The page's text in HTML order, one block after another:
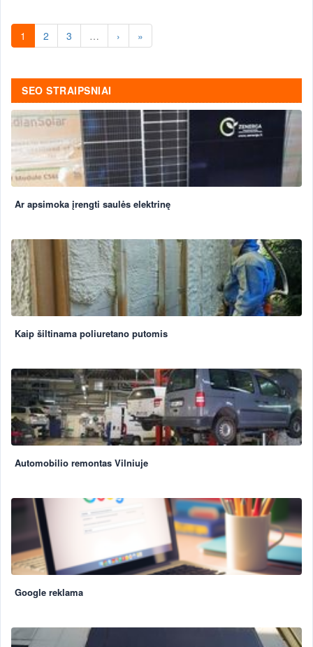
1 2 3 … › »
SEO STRAIPSNIAI
Ar apsimoka įrengti saulės elektrinę
Kaip šiltinama poliuretano putomis
Automobilio remontas Vilniuje
Google reklama